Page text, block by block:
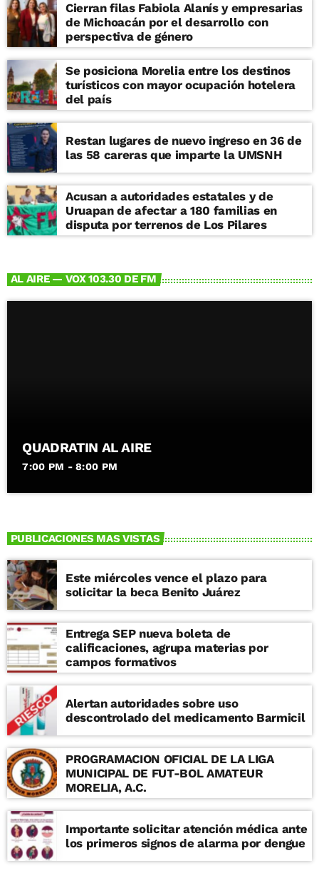
Cierran filas Fabiola Alanís y empresarias
de Michoacán por el desarrollo con
perspectiva de género
Se posiciona Morelia entre los destinos
turísticos con mayor ocupación hotelera
del país
Restan lugares de nuevo ingreso en 36 de
las 58 careras que imparte la UMSNH
Acusan a autoridades estatales y de
Uruapan de afectar a 180 familias en
disputa por terrenos de Los Pilares
AL AIRE — VOX 103.30 DE FM
QUADRATIN AL AIRE
7:00 PM - 8:00 PM
PUBLICACIONES MAS VISTAS
Este miércoles vence el plazo para
solicitar la beca Benito Juárez
Entrega SEP nueva boleta de
calificaciones, agrupa materias por
campos formativos
Alertan autoridades sobre uso
descontrolado del medicamento Barmicil
PROGRAMACION OFICIAL DE LA LIGA
MUNICIPAL DE FUT-BOL AMATEUR
MORELIA, A.C.
Importante solicitar atención médica ante
los primeros signos de alarma por dengue